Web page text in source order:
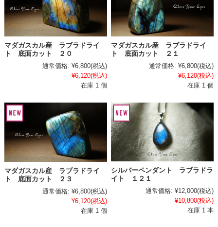
マダガスカル産 ラブラドライ
ト 底面カット ２０
通常価格: ¥6,800(税込)
¥6,120(税込)
在庫 1 個
マダガスカル産 ラブラドライ
ト 底面カット ２１
通常価格: ¥6,800(税込)
¥6,120(税込)
在庫 1 個
マダガスカル産 ラブラドライ
ト 底面カット ２３
通常価格: ¥6,800(税込)
¥6,120(税込)
在庫 1 個
シルバーペンダント ラブラドラ
イト １２１
通常価格: ¥12,000(税込)
¥10,800(税込)
在庫 1 本